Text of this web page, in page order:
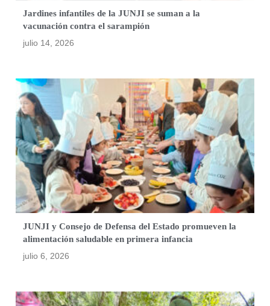
Jardines infantiles de la JUNJI se suman a la
vacunación contra el sarampión
julio 14, 2026
JUNJI y Consejo de Defensa del Estado promueven la
alimentación saludable en primera infancia
julio 6, 2026